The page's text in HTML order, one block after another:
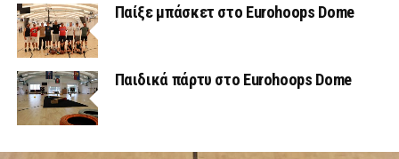
Παίξε μπάσκετ στο Eurohoops Dome
Παιδικά πάρτυ στο Eurohoops Dome